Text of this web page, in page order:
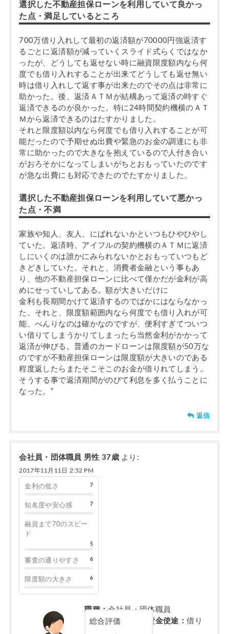
選択した不動産担保ローンを利用していて良かっ
た点・満足しているところ
700万借り入れして最初の返済額が70000円強返済す
るごとに返済額が減っていくスライド式らくではなか
ったが、どうしても返せない時に融資限度額内なら何
度でも借り入れすることが出来てどうしても返せ無い
時は借り入れして返す事が出来たのでその点は非常に
助かった。後、返済ＡＴＭが結構あって返済の時すぐ
返済できるのが良かった。特に24時間契約機横のＡＴ
Ｍから返済できるのはたすかりました。
それと限度額以内なら何度でも借り入れすることが可
能だったので予期せぬ出費や緊急のお金の調達にも非
常に助かったので大きなを抱えているので人付き合い
がおろそかになってしまいがちとおもっていたのです
が急な出費にも対応できたのでたすかりました。
選択した不動産担保ローンを利用していて悪かっ
た点・不満
家族や知人、友人、にばれないかといつもひやひやし
ていた。返済時、アイフルの契約機横のＡＴＭに返済
しにいくのは誰かにみられないかとおもっていつもど
きどきしていた。それと、消費者金融という事もあ
り、他の不動産担保ローンに比べて僅かだが金利が高
めにせっていしてある。額が大きいだけに
金利も長期間かけて返済するのでばかにはならなかっ
た。それと、限度額範囲内なら何度でも借り入れが可
能、べんりなのは確かなのですが、便利すぎてついつ
い借りてしまうかりてしまったら当然金利がかかって
返済が伸びる。普通のカードローンは限度額が50万な
のですが不動産担保ローンは限度額が大きいのである
程度返したらまたそこそこのお金が借りれてしまう。
そうする事で返済期間がのびて利息を多く払うことに
なった。”
返信
会社員・団体職員 男性 37歳 より:
2017年11月11日 2:52 PM
金利の低さ 7
知名度や安心感 7
融資まで70のスピー
ド
5
審査の通りやすさ 6
限度額の大きさ 6
総合評価
職種：会社員・団体職員
不動産担保ローン資金使途：借り